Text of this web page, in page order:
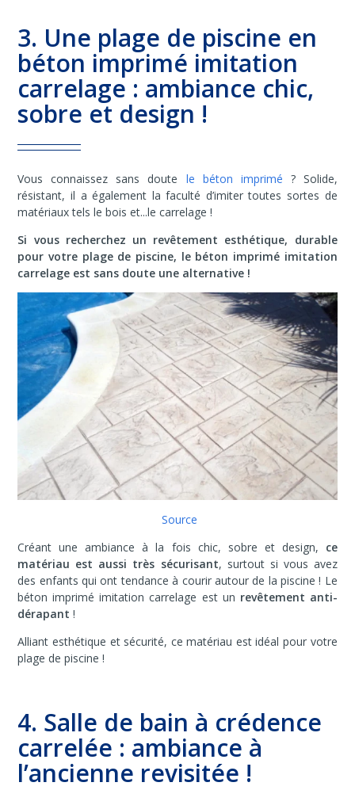
3. Une plage de piscine en
béton imprimé imitation
carrelage : ambiance chic,
sobre et design !
Vous connaissez sans doute le béton imprimé ? Solide,
résistant, il a également la faculté d’imiter toutes sortes de
matériaux tels le bois et...le carrelage !
Si vous recherchez un revêtement esthétique, durable
pour votre plage de piscine, le béton imprimé imitation
carrelage est sans doute une alternative !
Source
Créant une ambiance à la fois chic, sobre et design, ce
matériau est aussi très sécurisant, surtout si vous avez
des enfants qui ont tendance à courir autour de la piscine ! Le
béton imprimé imitation carrelage est un revêtement anti-
dérapant !
Alliant esthétique et sécurité, ce matériau est idéal pour votre
plage de piscine !
4. Salle de bain à crédence
carrelée : ambiance à
l’ancienne revisitée !